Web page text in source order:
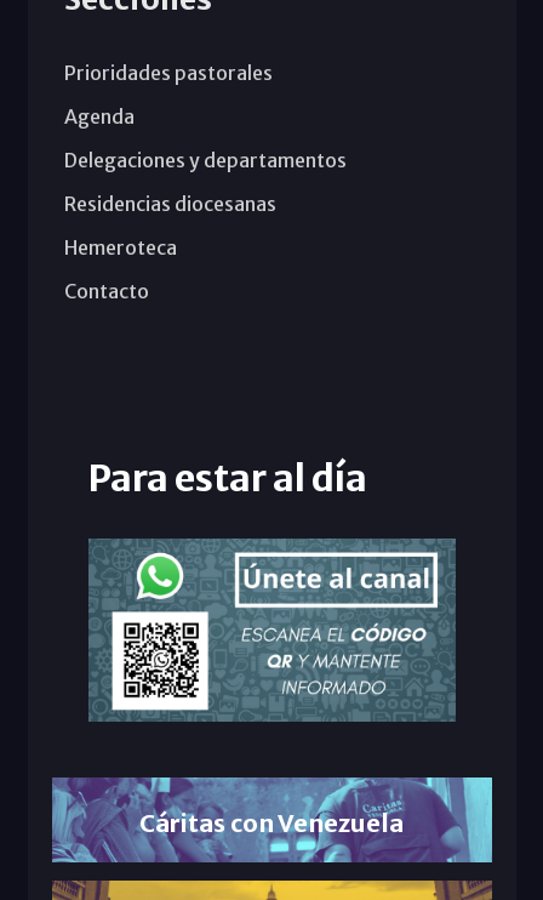
Prioridades pastorales
Agenda
Delegaciones y departamentos
Residencias diocesanas
Hemeroteca
Contacto
Para estar al día
Cáritas con Venezuela